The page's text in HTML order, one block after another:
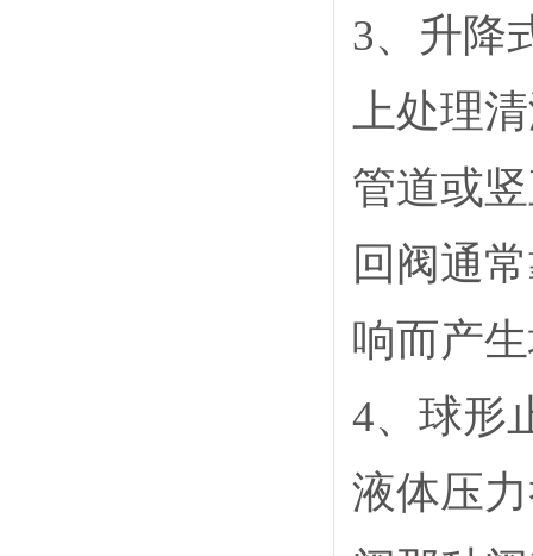
3、升降
上处理
管道或
回阀通
响而产
4、球形
液体压